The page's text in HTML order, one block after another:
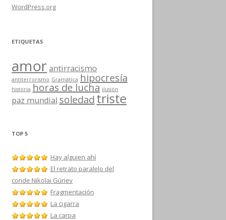
WordPress.org
ETIQUETAS
amor antirracismo
antiterrorismo Gramática hipocresía
historia horas de lucha ilusión
paz mundial soledad triste
TOP 5
Hay alguien ahí
El retrato paralelo del
conde Nikolai Gúriev
Fragmentación
La cigarra
La carpa